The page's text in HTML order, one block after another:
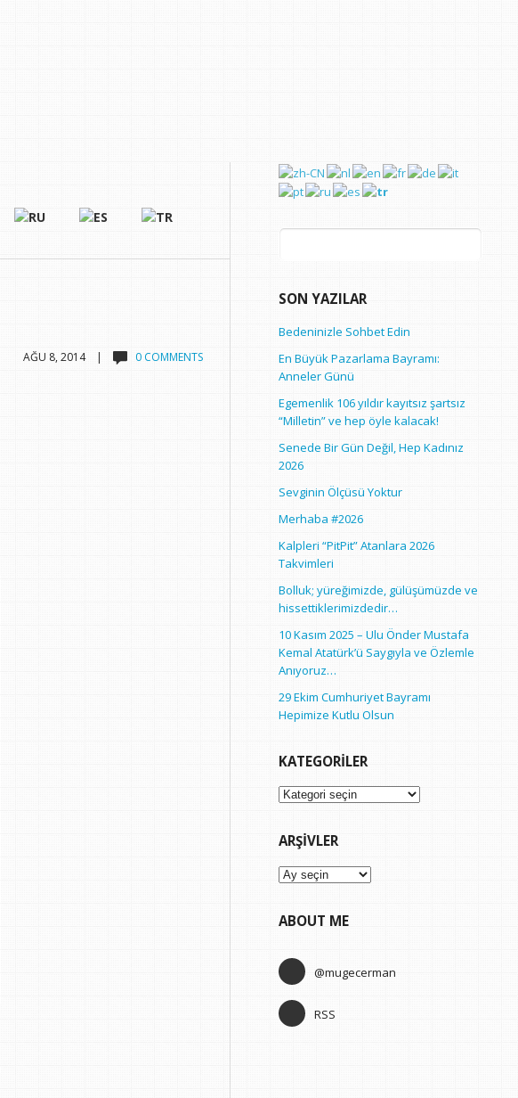
AĞU 8, 2014 | 0 COMMENTS
Arama:
SON YAZILAR
Bedeninizle Sohbet Edin
En Büyük Pazarlama Bayramı:
Anneler Günü
Egemenlik 106 yıldır kayıtsız şartsız
“Milletin” ve hep öyle kalacak!
Senede Bir Gün Değil, Hep Kadınız
2026
Sevginin Ölçüsü Yoktur
Merhaba #2026
Kalpleri “PitPit” Atanlara 2026
Takvimleri
Bolluk; yüreğimizde, gülüşümüzde ve
hissettiklerimizdedir…
10 Kasım 2025 – Ulu Önder Mustafa
Kemal Atatürk’ü Saygıyla ve Özlemle
Anıyoruz…
29 Ekim Cumhuriyet Bayramı
Hepimize Kutlu Olsun
KATEGORILER
Kategoriler
ARŞIVLER
Arşivler
ABOUT ME
@mugecerman
RSS